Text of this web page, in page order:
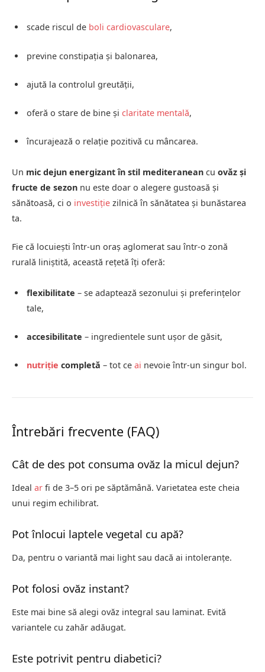
scade riscul de boli cardiovasculare,
previne constipația și balonarea,
ajută la controlul greutății,
oferă o stare de bine și claritate mentală,
încurajează o relație pozitivă cu mâncarea.
Un mic dejun energizant în stil mediteranean cu ovăz și
fructe de sezon nu este doar o alegere gustoasă și
sănătoasă, ci o investiție zilnică în sănătatea și bunăstarea
ta.
Fie că locuiești într-un oraș aglomerat sau într-o zonă
rurală liniștită, această rețetă îți oferă:
flexibilitate – se adaptează sezonului și preferințelor
tale,
accesibilitate – ingredientele sunt ușor de găsit,
nutriție completă – tot ce ai nevoie într-un singur bol.
Întrebări frecvente (FAQ)
Cât de des pot consuma ovăz la micul dejun?
Ideal ar fi de 3–5 ori pe săptămână. Varietatea este cheia
unui regim echilibrat.
Pot înlocui laptele vegetal cu apă?
Da, pentru o variantă mai light sau dacă ai intoleranțe.
Pot folosi ovăz instant?
Este mai bine să alegi ovăz integral sau laminat. Evită
variantele cu zahăr adăugat.
Este potrivit pentru diabetici?